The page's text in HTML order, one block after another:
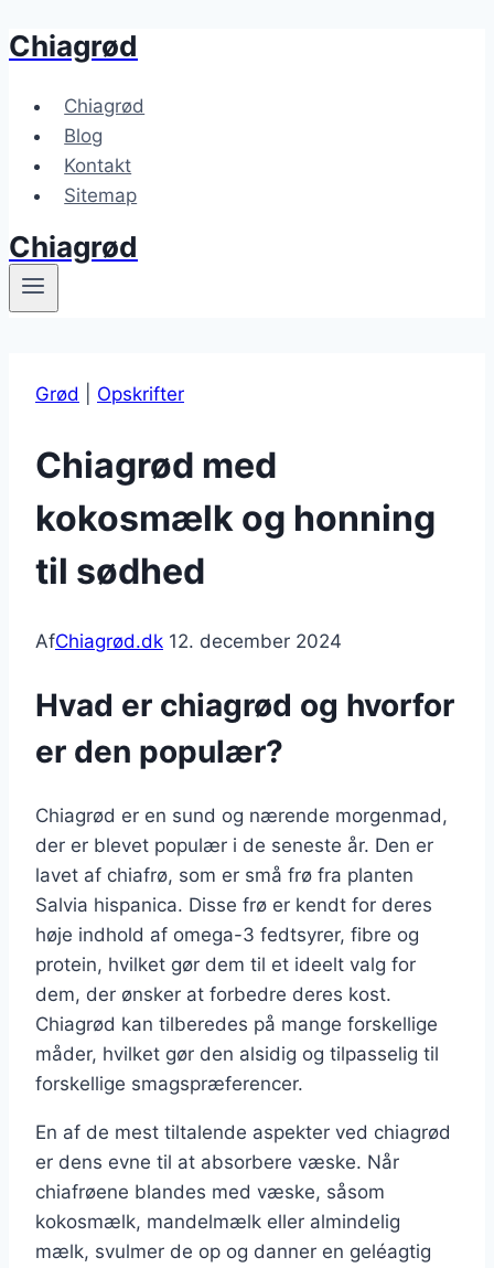
Fortsæt
indhold
Chiagrød
Chiagrød
Blog
Kontakt
Sitemap
Chiagrød
Grød Opskrifter
Chiagrød med
kokosmælk og honning
til sødhed
AfChiagrød.dk 12. december 2024
Hvad er chiagrød og hvorfor
er den populær?
Chiagrød er en sund og nærende morgenmad,
der er blevet populær i de seneste år. Den er
lavet af chiafrø, som er små frø fra planten
Salvia hispanica. Disse frø er kendt for deres
høje indhold af omega-3 fedtsyrer, fibre og
protein, hvilket gør dem til et ideelt valg for
dem, der ønsker at forbedre deres kost.
Chiagrød kan tilberedes på mange forskellige
måder, hvilket gør den alsidig og tilpasselig til
forskellige smagspræferencer.
En af de mest tiltalende aspekter ved chiagrød
er dens evne til at absorbere væske. Når
chiafrøene blandes med væske, såsom
kokosmælk, mandelmælk eller almindelig
mælk, svulmer de op og danner en geléagtig